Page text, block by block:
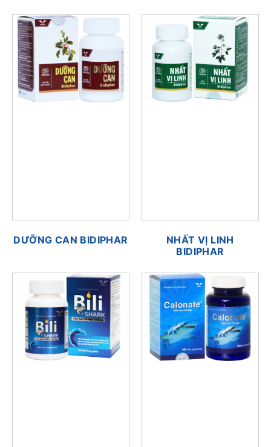
DƯỠNG CAN BIDIPHAR
NHẤT VỊ LINH
BIDIPHAR